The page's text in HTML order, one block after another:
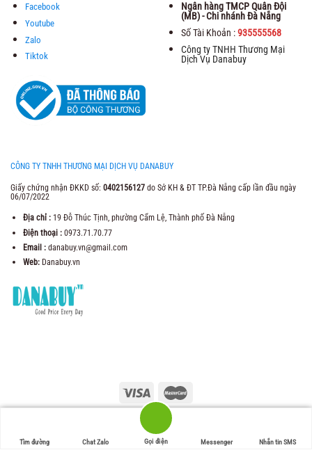
Facebook
Youtube
Zalo
Tiktok
Ngân hàng TMCP Quân Đội
(MB) - Chi nhánh Đà Nẵng
Số Tài Khoản :935555568
Công ty TNHH Thương Mại
Dịch Vụ Danabuy
CÔNG TY TNHH THƯƠNG MẠI DỊCH VỤ DANABUY
Giấy chứng nhận ĐKKD số: 0402156127 do Sở KH & ĐT TP.Đà Nẵng cấp lần đầu ngày
06/07/2022
Địa chỉ :19 Đỗ Thúc Tịnh, phường Cẩm Lệ, Thành phố Đà Nẵng
Điện thoại :0973.71.70.77
Email : danabuy.vn@gmail.com
Web: Danabuy.vn
Trung Tâm Thương Mại Danabuy
Danabuy.vn
Tìm đường Chat Zalo Gọi điện Messenger Nhắn tin SMS